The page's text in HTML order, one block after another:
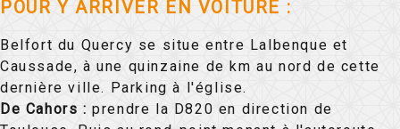
POUR Y ARRIVER EN VOITURE :
Belfort du Quercy se situe entre Lalbenque et
Caussade, à une quinzaine de km au nord de cette
dernière ville. Parking à l'église.
De Cahors : prendre la D820 en direction de